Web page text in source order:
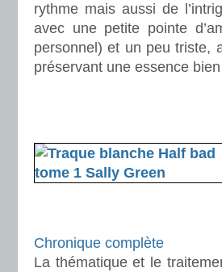
rythme mais aussi de
avec une petite pointe
personnel) et un peu triste,
préservant une essence
Chronique complète
La thématique et le